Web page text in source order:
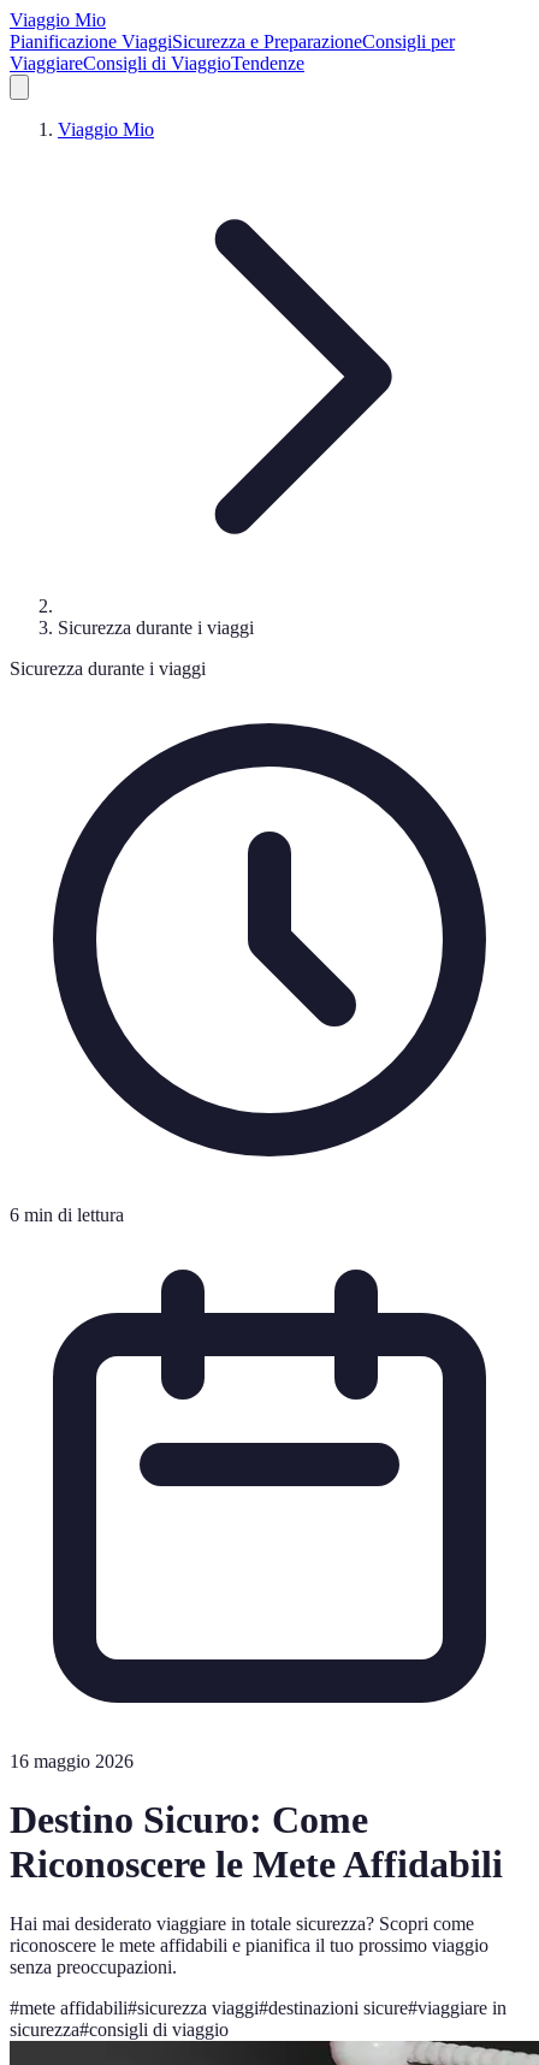
Viaggio Mio
Pianificazione ViaggiSicurezza e PreparazioneConsigli per
ViaggiareConsigli di ViaggioTendenze
Viaggio Mio
Sicurezza durante i viaggi
Sicurezza durante i viaggi
6 min di lettura
16 maggio 2026
Destino Sicuro: Come
Riconoscere le Mete Affidabili
Hai mai desiderato viaggiare in totale sicurezza? Scopri come
riconoscere le mete affidabili e pianifica il tuo prossimo viaggio
senza preoccupazioni.
#mete affidabili#sicurezza viaggi#destinazioni sicure#viaggiare in
sicurezza#consigli di viaggio